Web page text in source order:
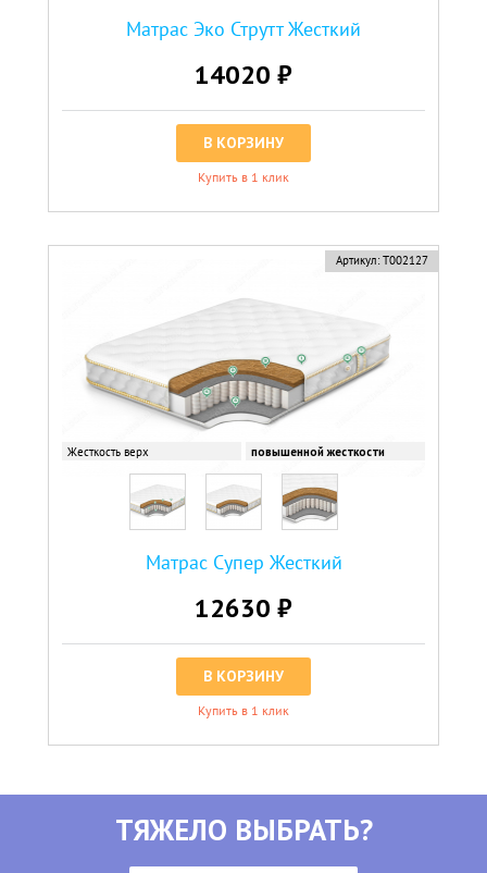
Матрас Эко Струтт Жесткий
14020 ₽
В КОРЗИНУ
Купить в 1 клик
Артикул: Т002127
Жесткость верх повышенной жесткости
Матрас Супер Жесткий
12630 ₽
В КОРЗИНУ
Купить в 1 клик
ТЯЖЕЛО ВЫБРАТЬ?